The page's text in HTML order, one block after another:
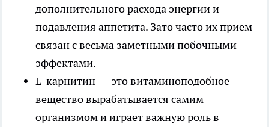
дополнительного расхода энергии и
подавления аппетита. Зато часто их прием
связан с весьма заметными побочными
эффектами.
L-карнитин — это витаминоподобное
вещество вырабатывается самим
организмом и играет важную роль в